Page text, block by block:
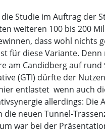
Studie im Auftrag der
weiteren 100 bis 200
dass wohl
für diese Variante.
am Candidberg auf
(GTI) dürfte der
entlastet  wenn
allerdings:
neuen Tunnel-
war bei der